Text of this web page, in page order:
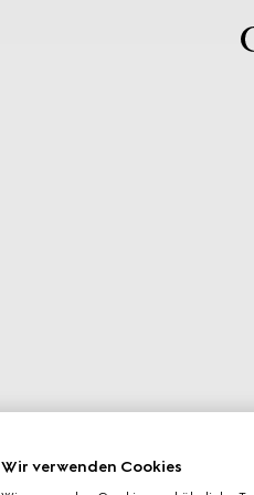
Wir verwenden Cookies